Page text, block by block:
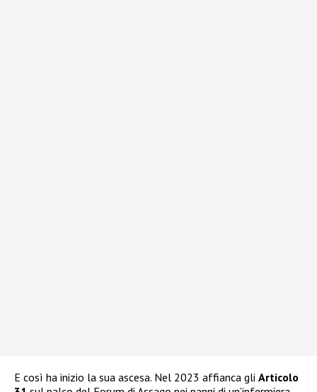
E così ha inizio la sua ascesa. Nel 2023 affianca gli Articolo